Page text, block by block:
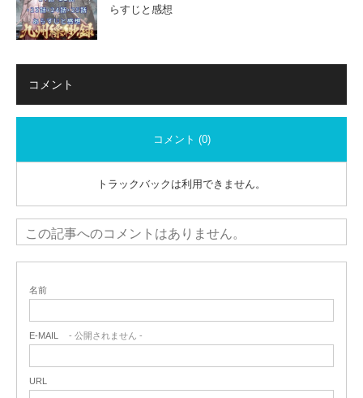
らすじと感想
コメント
コメント (0)
トラックバックは利用できません。
この記事へのコメントはありません。
名前
E-MAIL - 公開されません -
URL